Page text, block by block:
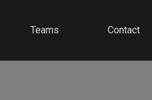
Teams Contact